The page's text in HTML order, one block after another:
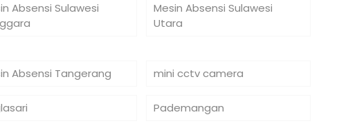
Absensi Sulawesi
Mesin Absensi Sulawesi
Utara
Absensi Tangerang mini cctv camera
Pademangan